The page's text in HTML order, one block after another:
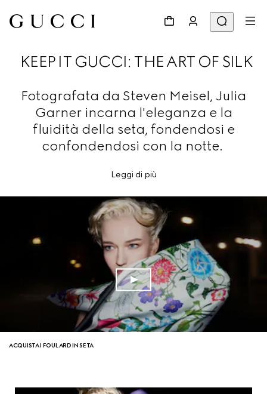
KEEP IT GUCCI: THE ART OF SILK
Fotografata da Steven Meisel, Julia
Garner incarna l'eleganza e la
fluidità della seta, fondendosi e
confondendosi con la notte.
Leggi di più
ACQUISTA I FOULARD IN SETA